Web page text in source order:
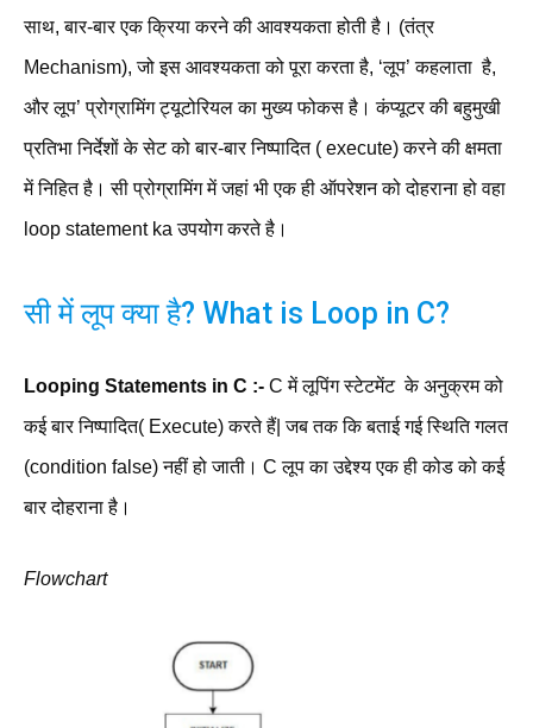
साथ, बार-बार एक क्रिया करने की आवश्यकता होती है। (तंत्र
Mechanism), जो इस आवश्यकता को पूरा करता है, ‘लूप’ कहलाता है,
और लूप’ प्रोग्रामिंग ट्यूटोरियल का मुख्य फोकस है। कंप्यूटर की बहुमुखी
प्रतिभा निर्देशों के सेट को बार-बार निष्पादित ( execute) करने की क्षमता
में निहित है। सी प्रोग्रामिंग में जहां भी एक ही ऑपरेशन को दोहराना हो वहा
loop statement ka उपयोग करते है।
सी में लूप क्या है? What is Loop in C?
Looping Statements in C :- C में लूपिंग स्टेटमेंट के अनुक्रम को
कई बार निष्पादित( Execute) करते हैं| जब तक कि बताई गई स्थिति गलत
(condition false) नहीं हो जाती। C लूप का उद्देश्य एक ही कोड को कई
बार दोहराना है।
Flowchart